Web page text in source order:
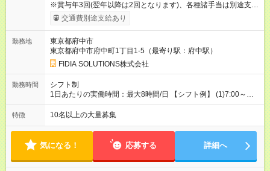
※賞与年3回(翌年以降は2回となります)、各種諸手当は別途支
給！ ※能力・スキルを考慮し、ご相談の上で決定します。 【試
用期間】試用期間なし
交通費別途支給あり
勤務地
東京都府中市
東京都府中市府中町1丁目1-5（最寄り駅：府中駅）
FIDIA SOLUTIONS株式会社
勤務時間
シフト制
1日あたりの実働時間：最大8時間/日 【シフト例】 (1)7:00～
16:00 (2)8:00～17:00 (3)13:00～22:00 (4)14:00～23:00
(5)22:00～7:00 (6)23:00～8:00
特徴 10名以上の大量募集
気になる！ 応募する 詳細へ